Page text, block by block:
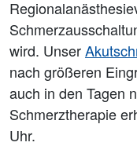
wird. Unser
nach größeren
auch in den Tagen
Schmerztherapie
Uhr.